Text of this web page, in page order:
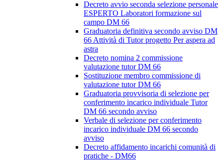
Decreto avvio seconda selezione personale
ESPERTO Laboratori formazione sul
campo DM 66
Graduatoria definitiva secondo avviso DM
66 Attività di Tutor progetto Per aspera ad
astra
Decreto nomina 2 commissione
valutazione tutor DM 66
Sostituzione membro commissione di
valutazione tutor DM 66
Graduatoria provvisoria di selezione per
conferimento incarico individuale Tutor
DM 66 secondo avviso
Verbale di selezione per conferimento
incarico individuale DM 66 secondo
avviso
Decreto affidamento incarichi comunità di
pratiche - DM66